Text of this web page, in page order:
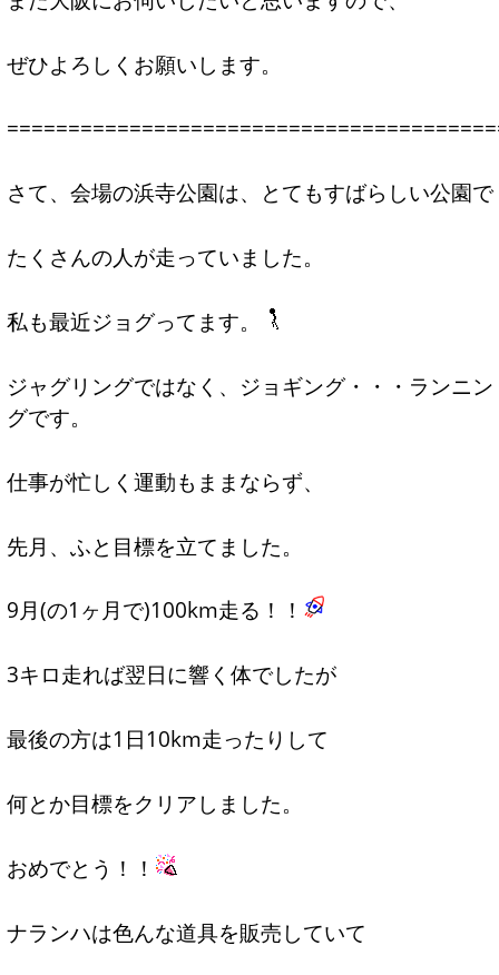
ぜひよろしくお願いします。
さて、会場の浜寺公園は、とてもすばらしい公園で
たくさんの人が走っていました。
私も最近ジョグってます。
ジャグリングではなく、ジョギング・・・ランニン
グです。
仕事が忙しく運動もままならず、
先月、ふと目標を立てました。
9月(の1ヶ月で)100km走る！！
3キロ走れば翌日に響く体でしたが
最後の方は1日10km走ったりして
何とか目標をクリアしました。
おめでとう！！
ナランハは色んな道具を販売していて